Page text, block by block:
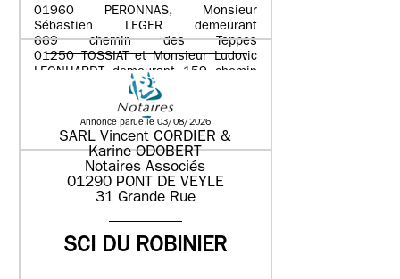
01960 PERONNAS, Monsieur
Sébastien LEGER demeurant
669 chemin des Teppes
01250 TOSSIAT et Monsieur Ludovic
LEONHARDT demeurant 159 chemin
de Bret 01340 ATTIGNAT
Annonce parue le 03/08/2026
SARL Vincent CORDIER &
Karine ODOBERT
Notaires Associés
01290 PONT DE VEYLE
31 Grande Rue
SCI DU ROBINIER